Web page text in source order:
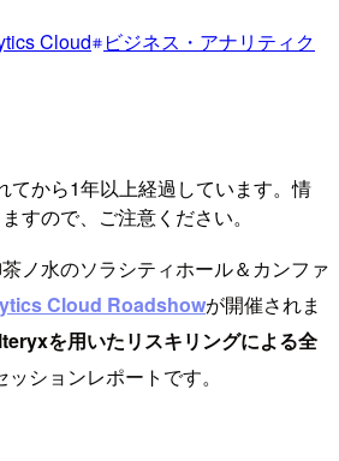
Cloud
ビジネス・アナリティク
てから1年以上経過しています。情
すので、ご注意ください。
ノ水のソラシティホール＆カンファ
Cloud Roadshowが開催されま
を用いたリスキリングによる全
ッションレポートです。